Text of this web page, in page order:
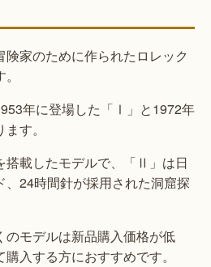
家のために作られたロレック
年に登場した「Ⅰ」と1972年
す。
搭載したモデルで、「Ⅱ」は日
24時間針が採用された洞窟探
のモデルは新品購入価格が低
入する方におすすめです。